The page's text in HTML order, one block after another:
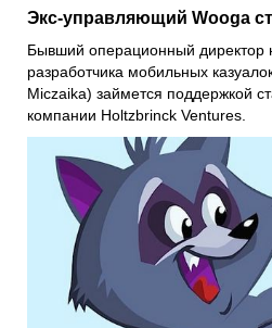
Экс-управляющий Wooga
Бывший операционный директор
разработчика мобильных
Miczaika) займется поддержкой
компании Holtzbrinck Ventures.